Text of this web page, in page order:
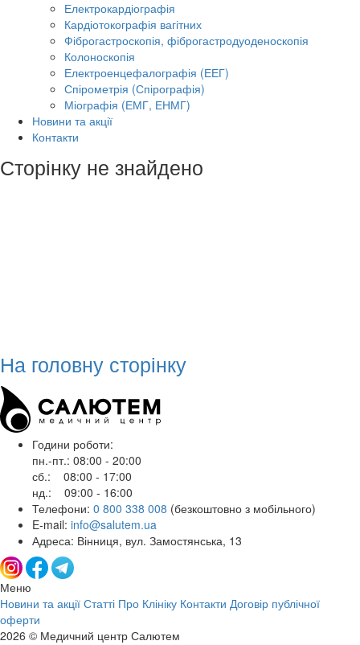
Електрокардіографія
Кардіотокографія вагітних
Фіброгастроскопія, фіброгастродуоденоскопія
Колоноскопія
Електроенцефалографія (ЕЕГ)
Спірометрія (Спірографія)
Міографія (ЕМГ, ЕНМГ)
Новини та акції
Контакти
Сторінку не знайдено
На головну сторінку
Години роботи:
пн.-пт.: 08:00 - 20:00
сб.: 08:00 - 17:00
нд.: 09:00 - 16:00
Телефони: 0 800 338 008 (безкоштовно з мобільного)
E-mail: info@salutem.ua
Адреса: Вінниця, вул. Замостянська, 13
Меню
Новини та акції Статті Про Клініку Контакти Договір публічної
оферти
2026 © Медичний центр Салютем